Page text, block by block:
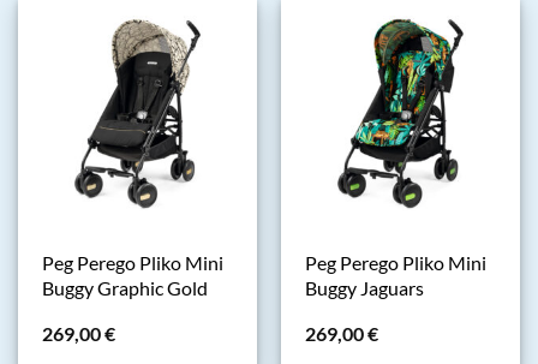
Peg Perego Pliko Mini
Buggy Graphic Gold
269,00€
Peg Perego Pliko Mini
Buggy Jaguars
269,00€